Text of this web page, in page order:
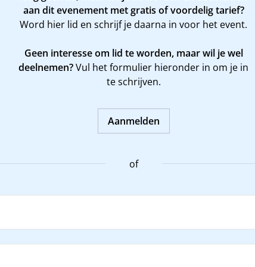
aan dit evenement met gratis of voordelig tarief?
Word hier lid en schrijf je daarna in voor het event.
Geen interesse om lid te worden, maar wil je wel
deelnemen?Vul het formulier hieronder in om je in
te schrijven.
Aanmelden
of